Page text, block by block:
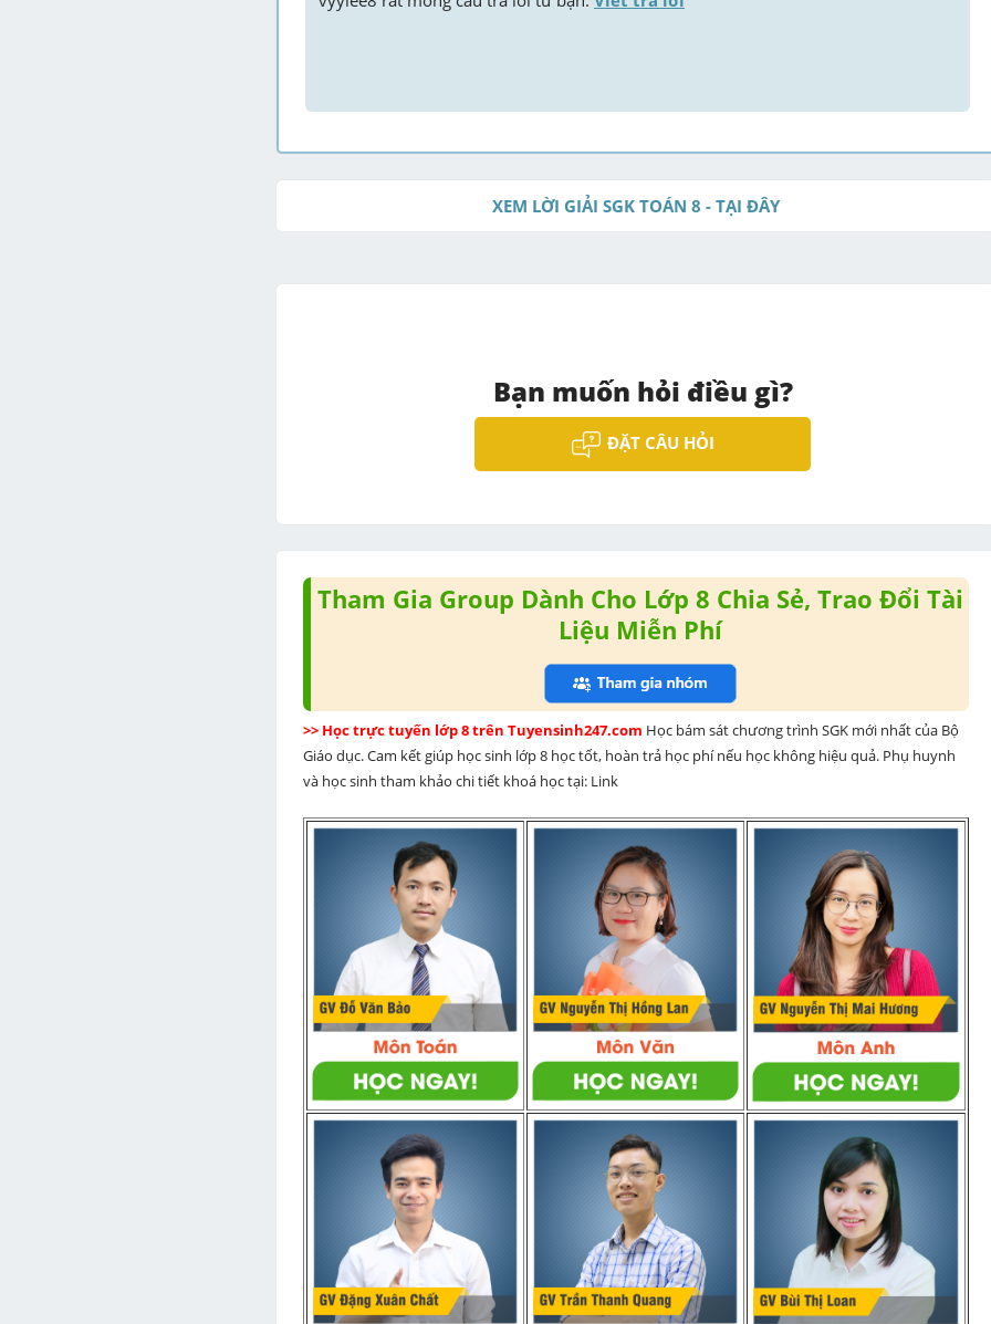
XEM LỜI GIẢI SGK TOÁN 8 - TẠI ĐÂY
Bạn muốn hỏi điều gì?
ĐẶT CÂU HỎI
Tham Gia Group Dành Cho Lớp 8 Chia Sẻ, Trao Đổi Tài
Liệu Miễn Phí
>> Học trực tuyến lớp 8 trên Tuyensinh247.com Học bám sát chương trình SGK mới nhất của Bộ
Giáo dục. Cam kết giúp học sinh lớp 8 học tốt, hoàn trả học phí nếu học không hiệu quả. Phụ huynh
và học sinh tham khảo chi tiết khoá học tại: Link